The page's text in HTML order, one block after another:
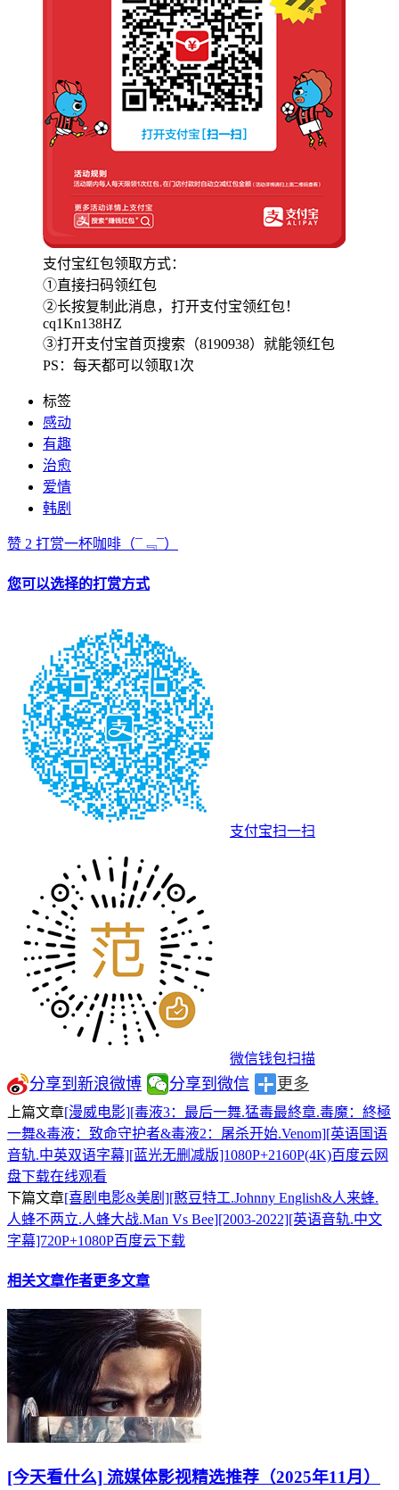
支付宝红包领取方式：
①直接扫码领红包
②长按复制此消息，打开支付宝领红包！
cq1Kn138HZ
③打开支付宝首页搜索（8190938）就能领红包
PS：每天都可以领取1次
标签
感动
有趣
治愈
爱情
韩剧
赞 2 打赏一杯咖啡 （¯﹃¯）
您可以选择的打赏方式
支付宝扫一扫
微信钱包扫描
分享到新浪微博 分享到微信 更多
上篇文章[漫威电影][毒液3：最后一舞.猛毒最終章.毒魔：終極
一舞&毒液：致命守护者&毒液2：屠杀开始.Venom][英语国语
音轨.中英双语字幕][蓝光无删减版]1080P+2160P(4K)百度云网
盘下载在线观看
下篇文章[喜剧电影&美剧][憨豆特工.Johnny English&人来蜂.
人蜂不两立.人蜂大战.Man Vs Bee][2003-2022][英语音轨.中文
字幕]720P+1080P百度云下载
相关文章作者更多文章
[今天看什么] 流媒体影视精选推荐（2025年11月）